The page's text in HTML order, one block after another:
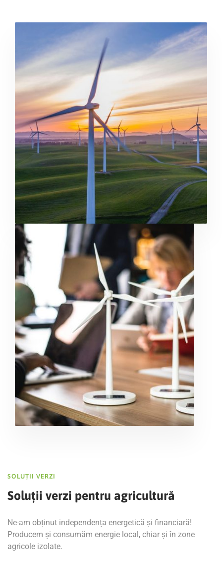
SOLUȚII VERZI
Soluții verzi pentru agricultură
Ne-am obținut independența energetică și financiară!
Producem și consumăm energie local, chiar și în zone
agricole izolate.